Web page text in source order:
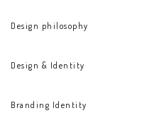
Design philosophy
Design & Identity
Branding Identity